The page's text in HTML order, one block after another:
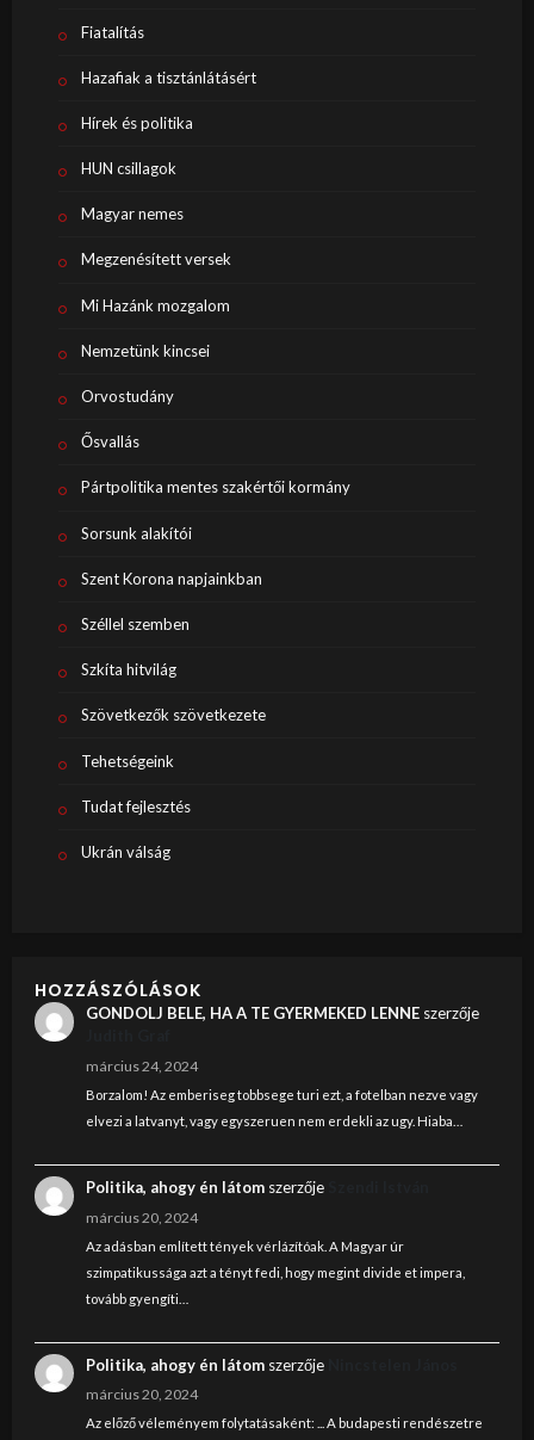
Fiatalítás
Hazafiak a tisztánlátásért
Hírek és politika
HUN csillagok
Magyar nemes
Megzenésített versek
Mi Hazánk mozgalom
Nemzetünk kincsei
Orvostudány
Ősvallás
Pártpolitika mentes szakértői kormány
Sorsunk alakítói
Szent Korona napjainkban
Széllel szemben
Szkíta hitvilág
Szövetkezők szövetkezete
Tehetségeink
Tudat fejlesztés
Ukrán válság
HOZZÁSZÓLÁSOK
GONDOLJ BELE, HA A TE GYERMEKED LENNEszerzője
március 24, 2024
Borzalom! Az emberiseg tobbsege turi ezt, a fotelban nezve vagy
elvezi a latvanyt, vagy egyszeruen nem erdekli az ugy. Hiaba…
Politika, ahogy én látomszerzője
március 20, 2024
Az adásban említett tények vérlázítóak. A Magyar úr
szimpatikussága azt a tényt fedi, hogy megint divide et impera,
tovább gyengíti…
Politika, ahogy én látomszerzője
március 20, 2024
Az előző véleményem folytatásaként: ... A budapesti rendészetre